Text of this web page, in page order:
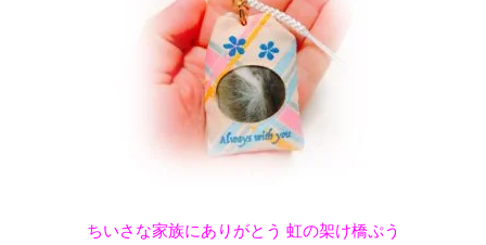
ちいさな家族にありがとう 虹の架け橋ぷう